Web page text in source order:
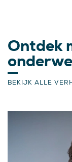
Ontdek
BEKIJK ALLE